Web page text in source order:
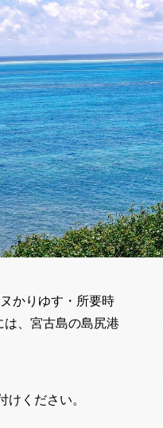
かりゆす・所要時
、宮古島の島尻港
ください。